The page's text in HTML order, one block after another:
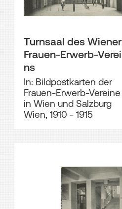
Turnsaal des Wiener
Frauen-Erwerb-Verei
ns
In: Bildpostkarten der
Frauen-Erwerb-Vereine
in Wien und Salzburg
Wien, 1910 - 1915